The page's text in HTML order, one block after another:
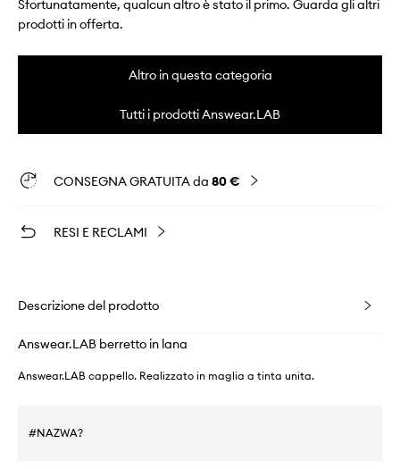
Sfortunatamente, qualcun altro è stato il primo. Guarda gli altri
prodotti in offerta.
Altro in questa categoria
Tutti i prodotti Answear.LAB
CONSEGNA GRATUITA da 80 €
RESI E RECLAMI
Descrizione del prodotto
Answear.LAB berretto in lana
Answear.LAB cappello. Realizzato in maglia a tinta unita.
#NAZWA?